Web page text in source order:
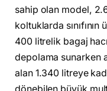
sahip olan model,
koltuklarda
400 litrelik bagaj
depolama sunarken
alan 1.340 litreye